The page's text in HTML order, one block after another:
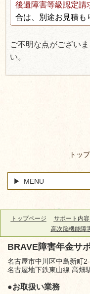
後遺障害等級認定請
合は、別途お見積も
ご不明な点がござい
い。
トッ
MENU
トップページ サポート内
高次脳機能障
BRAVE障害年金サ
名古屋市中川区中島新町
名古屋地下鉄東山線 高畑
●お取扱い業務